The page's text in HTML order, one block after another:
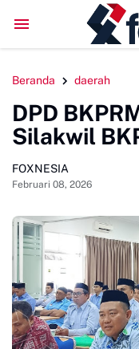
IPK
Beranda daerah
DPD
Silakwil
FOXNESIA
Februari 08, 2026